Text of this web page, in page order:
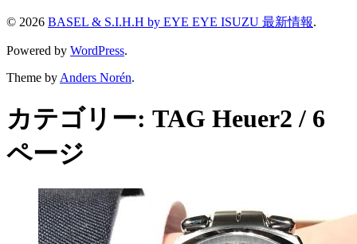
© 2026 BASEL & S.I.H.H by EYE EYE ISUZU 最新情報.
Powered by WordPress.
Theme by Anders Norén.
カテゴリー: TAG Heuer2 / 6
ページ